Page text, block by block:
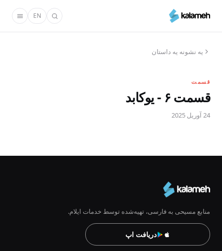
محتوای
EN
یه نشونه یه داستان
قسمت
قسمت ۶ - یوکابد
24 آوریل 2025
منابع مسیحی به فارسی، تهیه‌شده توسط خدمات ایلام.
دریافت اپ